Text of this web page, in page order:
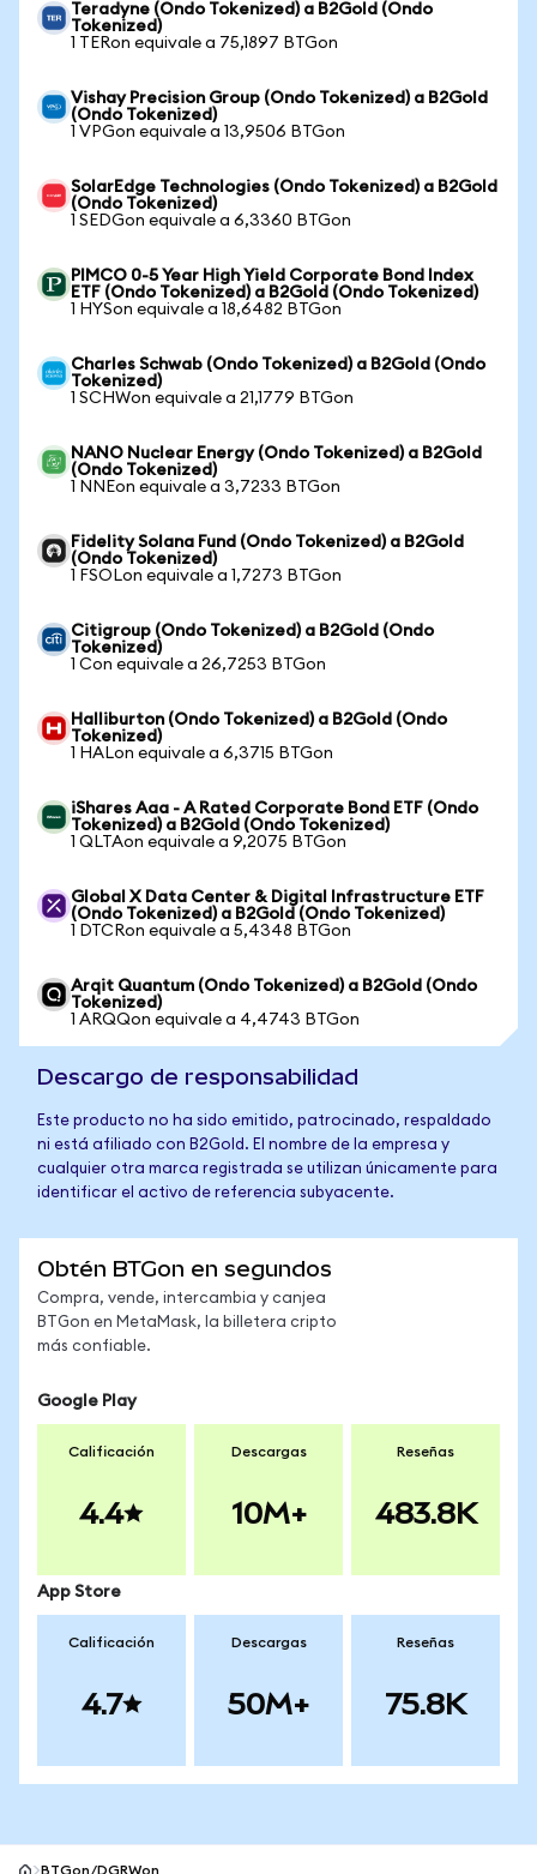
Teradyne (Ondo Tokenized) a B2Gold (Ondo
Tokenized)
1 TERon equivale a 75,1897 BTGon
Vishay Precision Group (Ondo Tokenized) a B2Gold
(Ondo Tokenized)
1 VPGon equivale a 13,9506 BTGon
SolarEdge Technologies (Ondo Tokenized) a B2Gold
(Ondo Tokenized)
1 SEDGon equivale a 6,3360 BTGon
PIMCO 0-5 Year High Yield Corporate Bond Index
ETF (Ondo Tokenized) a B2Gold (Ondo Tokenized)
1 HYSon equivale a 18,6482 BTGon
Charles Schwab (Ondo Tokenized) a B2Gold (Ondo
Tokenized)
1 SCHWon equivale a 21,1779 BTGon
NANO Nuclear Energy (Ondo Tokenized) a B2Gold
(Ondo Tokenized)
1 NNEon equivale a 3,7233 BTGon
Fidelity Solana Fund (Ondo Tokenized) a B2Gold
(Ondo Tokenized)
1 FSOLon equivale a 1,7273 BTGon
Citigroup (Ondo Tokenized) a B2Gold (Ondo
Tokenized)
1 Con equivale a 26,7253 BTGon
Halliburton (Ondo Tokenized) a B2Gold (Ondo
Tokenized)
1 HALon equivale a 6,3715 BTGon
iShares Aaa - A Rated Corporate Bond ETF (Ondo
Tokenized) a B2Gold (Ondo Tokenized)
1 QLTAon equivale a 9,2075 BTGon
Global X Data Center & Digital Infrastructure ETF
(Ondo Tokenized) a B2Gold (Ondo Tokenized)
1 DTCRon equivale a 5,4348 BTGon
Arqit Quantum (Ondo Tokenized) a B2Gold (Ondo
Tokenized)
1 ARQQon equivale a 4,4743 BTGon
Descargo de responsabilidad
Este producto no ha sido emitido, patrocinado, respaldado
ni está afiliado con B2Gold. El nombre de la empresa y
cualquier otra marca registrada se utilizan únicamente para
identificar el activo de referencia subyacente.
Obtén BTGon en segundos
Compra, vende, intercambia y canjea
BTGon en MetaMask, la billetera cripto
más confiable.
Google Play
Calificación
4.4
Descargas
10M+
Reseñas
483.8K
App Store
Calificación
4.7
Descargas
50M+
Reseñas
75.8K
BTGon/DGRWon